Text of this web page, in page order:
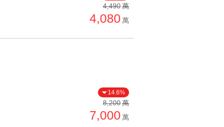
單價高 → 低
降價幅度高 → 低
刷新時間舊 → 新
月熱門度高 → 低
4,490萬
4,080 萬
14.6%
8,200萬
7,000 萬